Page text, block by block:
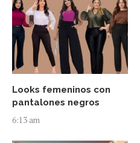
Looks femeninos con
pantalones negros
6:13 am